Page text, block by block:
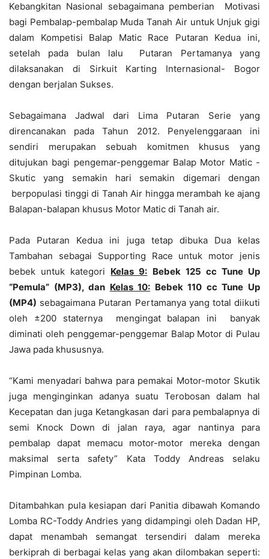
Kebangkitan Nasional sebagaimana pemberian Motivasi
bagi Pembalap-pembalap Muda Tanah Air untuk Unjuk gigi
dalam Kompetisi Balap Matic Race Putaran Kedua ini,
setelah pada bulan lalu Putaran Pertamanya yang
dilaksanakan di Sirkuit Karting Internasional- Bogor
dengan berjalan Sukses.
Sebagaimana Jadwal dari Lima Putaran Serie yang
direncanakan pada Tahun 2012. Penyelenggaraan ini
sendiri merupakan sebuah komitmen khusus yang
ditujukan bagi pengemar-penggemar Balap Motor Matic -
Skutic yang semakin hari semakin digemari dengan
berpopulasi tinggi di Tanah Air hingga merambah ke ajang
Balapan-balapan khusus Motor Matic di Tanah air.
Pada Putaran Kedua ini juga tetap dibuka Dua kelas
Tambahan sebagai Supporting Race untuk motor jenis
bebek untuk kategori Kelas 9: Bebek 125 cc Tune Up
“Pemula” (MP3), dan Kelas 10: Bebek 110 cc Tune Up
(MP4) sebagaimana Putaran Pertamanya yang total diikuti
oleh ±200 staternya mengingat balapan ini banyak
diminati oleh penggemar-penggemar Balap Motor di Pulau
Jawa pada khususnya.
“Kami menyadari bahwa para pemakai Motor-motor Skutik
juga menginginkan adanya suatu Terobosan dalam hal
Kecepatan dan juga Ketangkasan dari para pembalapnya di
semi Knock Down di jalan raya, agar nantinya para
pembalap dapat memacu motor-motor mereka dengan
maksimal serta safety” Kata Toddy Andreas selaku
Pimpinan Lomba.
Ditambahkan pula kesiapan dari Panitia dibawah Komando
Lomba RC-Toddy Andries yang didampingi oleh Dadan HP,
dapat menambah semangat tersendiri dalam mereka
berkiprah di berbagai kelas yang akan dilombakan seperti: